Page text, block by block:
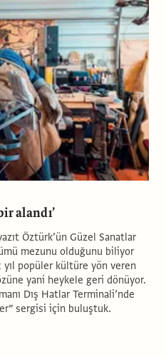
alandı’
Öztürk’ün Güzel Sanatlar
mezunu olduğunu biliyor
yıl popüler kültüre yön veren
yani heykele geri dönüyor.
Dış Hatlar Terminali’nde
sergisi için buluştuk.